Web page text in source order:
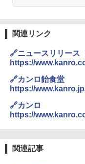
関連リンク
🔗ニュースリリース
https://
🔗カンロ飴食堂
https://
🔗カンロ
https://
関連記事